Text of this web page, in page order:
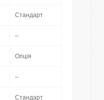
Стандарт
–
Опція
–
Стандарт